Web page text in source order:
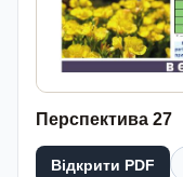
Перспектива 27
Відкрити PDF